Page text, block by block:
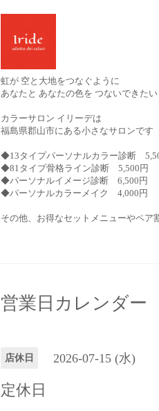
虹が 空と大地をつなぐように
あなたと あなたの色を つないできたい
カラーサロン イリーデは
福島県郡山市にある小さなサロンです
◆13タイプパーソナルカラー診断
◆81タイプ骨格ライン診断 5,500円
◆パーソナルイメージ診断 6,500円
◆パーソナルカラーメイク 4,000円
その他、お得なセットメニューやペア
営業日カレンダー
店休日 2026-07-15 (水)
定休日